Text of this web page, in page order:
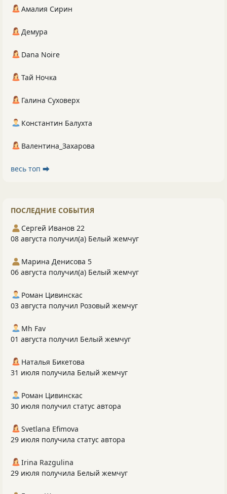
Амалия Сирин
Демура
Dana Noire
Тай Ночка
Галина Суховерх
Константин Балухта
Валентина_Захарова
весь топ ⮕
ПОСЛЕДНИЕ СОБЫТИЯ
Сергей Иванов 22
08 августа получил(а) Белый жемчуг
Марина Денисова 5
06 августа получил(а) Белый жемчуг
Роман Цивинскас
03 августа получил Розовый жемчуг
Mh Fav
01 августа получил Белый жемчуг
Наталья Бикетова
31 июля получила Белый жемчуг
Роман Цивинскас
30 июля получил статус автора
Svetlana Efimova
29 июля получила статус автора
Irina Razgulina
29 июля получила Белый жемчуг